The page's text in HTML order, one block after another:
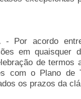
- Por acordo
em quaisquer
de termos
com o Plano de
os prazos da